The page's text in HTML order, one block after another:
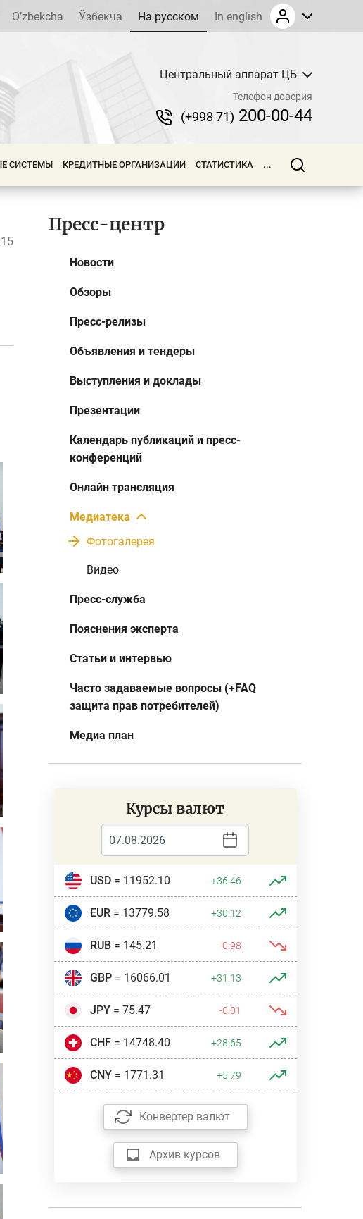
O’zbekcha Ўзбекча На русском In english
Центральный аппарат ЦБ
Телефон доверия
(+998 71) 200-00-44
СИСТЕМЫ КРЕДИТНЫЕ ОРГАНИЗАЦИИ СТАТИСТИКА ...
Пресс-центр
Новости
Обзоры
Пресс-релизы
Объявления и тендеры
Выступления и доклады
Презентации
Календарь публикаций и пресс-
конференций
Онлайн трансляция
Медиатека
Фотогалерея
Видео
Пресс-служба
Пояснения эксперта
Статьи и интервью
Часто задаваемые вопросы (+FAQ
защита прав потребителей)
Медиа план
Курсы валют
USD= 11952.10 +36.46
EUR= 13779.58 +30.12
RUB= 145.21 -0.98
GBP= 16066.01 +31.13
JPY= 75.47 -0.01
CHF= 14748.40 +28.65
CNY= 1771.31 +5.79
Конвертер валют
Архив курсов